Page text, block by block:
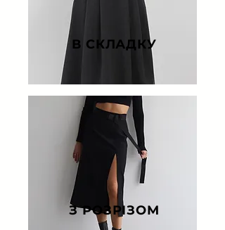
В СКЛАДКУ
З РОЗРІЗОМ